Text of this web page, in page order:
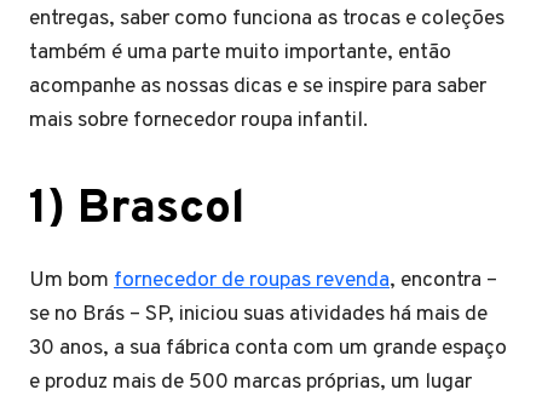
entregas, saber como funciona as trocas e coleções
também é uma parte muito importante, então
acompanhe as nossas dicas e se inspire para saber
mais sobre fornecedor roupa infantil.
1) Brascol
Um bom fornecedor de roupas revenda, encontra –
se no Brás – SP, iniciou suas atividades há mais de
30 anos, a sua fábrica conta com um grande espaço
e produz mais de 500 marcas próprias, um lugar